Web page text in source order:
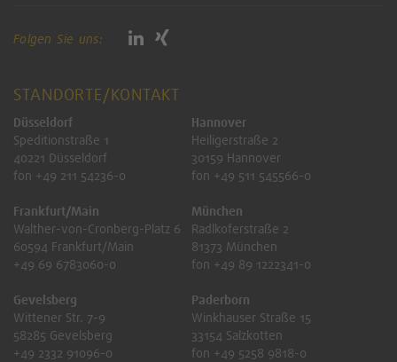
Folgen Sie uns:
STANDORTE/KONTAKT
Düsseldorf
Speditionstraße 1
40221 Düsseldorf
fon +49 211 54236-0
Frankfurt/Main
Walther-von-Cronberg-Platz 6
60594 Frankfurt/Main
+49 69 6783060-0
Gevelsberg
Wittener Str. 7-9
58285 Gevelsberg
+49 2332 91096-0
Hannover
Heiligerstraße 2
30159 Hannover
fon +49 511 545566-0
München
Radlkoferstraße 2
81373 München
fon +49 89 1222341-0
Paderborn
Winkhauser Straße 15
33154 Salzkotten
fon +49 5258 9818-0